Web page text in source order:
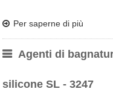
Per saperne di più
Agenti di
silicone SL - 3247